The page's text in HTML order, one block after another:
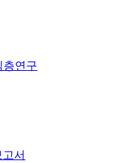
층연구
서